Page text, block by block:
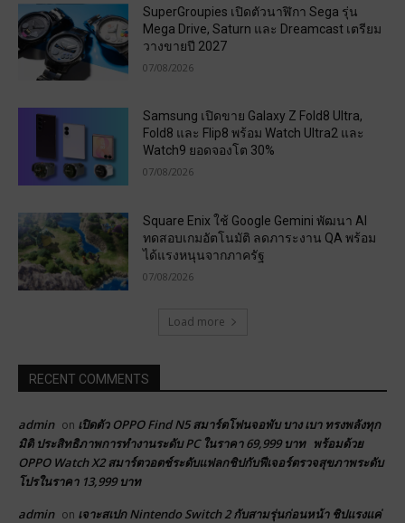
SuperGroupies เปิดตัวนาฬิกา Sega รุ่น
Mega Drive, Saturn และ Dreamcast เตรียม
วางขายปี 2027
07/08/2026
Samsung เปิดขาย Galaxy Z Fold8 Ultra,
Fold8 และ Flip8 พร้อม Watch Ultra2 และ
Watch9 ยอดจองโต 30%
07/08/2026
Square Enix ใช้ Google Gemini พัฒนา AI
ทดสอบเกมอัตโนมัติ ลดภาระงาน QA พร้อม
ได้แรงหนุนจากภาครัฐ
07/08/2026
Load more
RECENT COMMENTS
admin on เปิดตัว OPPO Find N5 สมาร์ตโฟนจอพับ บาง เบา ทรงพลังทุก
มิติ ประสิทธิภาพการทำงานระดับ PC ในราคา 69,999 บาท พร้อมด้วย
OPPO Watch X2 สมาร์ตวอตช์ระดับแฟลกชิปกับฟีเจอร์ตรวจสุขภาพระดับ
โปรในราคา 13,999 บาท
admin on เจาะสเปก Nintendo Switch 2 กับสามรุ่นก่อนหน้า ชิปแรงแค่